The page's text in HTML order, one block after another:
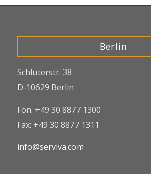
Berlin
Schlüterstr. 38
D-10629 Berlin
Fon: +49 30 8877 1300
Fax: +49 30 8877 1311
info@serviva.com